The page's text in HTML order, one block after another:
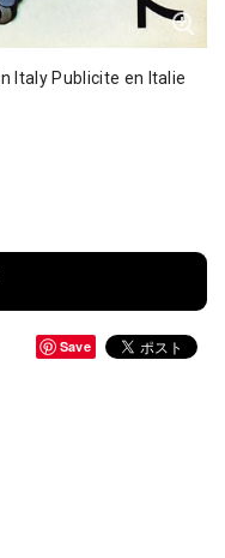
Italy Publicite en Italie
Save